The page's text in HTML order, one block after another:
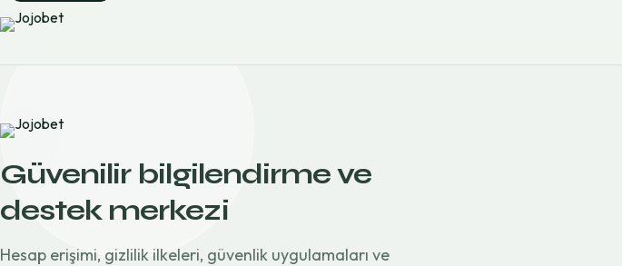
Güvenilir bilgilendirme ve
destek merkezi
Hesap erişimi, gizlilik ilkeleri, güvenlik uygulamaları ve